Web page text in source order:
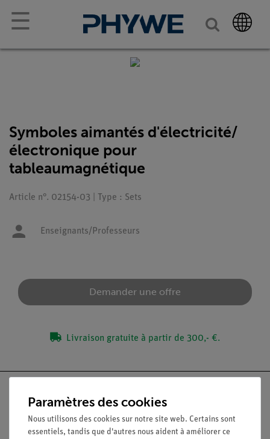
☰
Symboles aimantés d'électricité/
électronique pour
tableaumagnétique
Article n°. 02154-03 | Type : Sets
Enseignants/Professeurs
Demander une offre
Livraison gratuite à partir de 300,- €.
Nach oben
Paramètres des cookies
Nous utilisons des cookies sur notre site web. Certains sont
essentiels, tandis que d'autres nous aident à améliorer ce